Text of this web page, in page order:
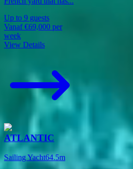
Up to 9 guests
Vanaf €69,000 per
week
View Details
ATLANTIC
Sailing Yacht64.5m